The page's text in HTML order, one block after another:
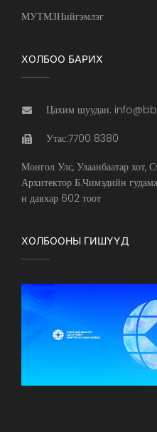
МУТМЗНийгэмлэг
ХОЛБОО БАРИХ
Цахим шуудан:
Утас:7700 8380
Монгол Улс, Улаанбаатар хот,
Архитектор Б.Чимэдийн
н давхар 602 тоот
ХОЛБООНЫ ГИШҮҮД